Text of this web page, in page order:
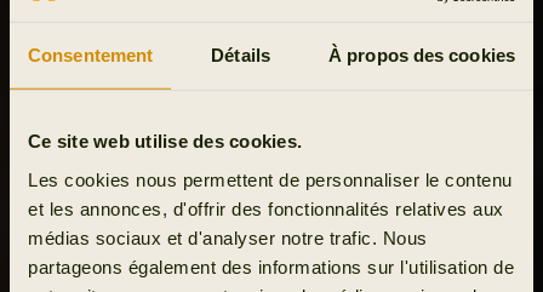
Consentement Détails À propos des cookies
Ce site web utilise des cookies.
Les cookies nous permettent de personnaliser le contenu
et les annonces, d'offrir des fonctionnalités relatives aux
médias sociaux et d'analyser notre trafic. Nous
partageons également des informations sur l'utilisation de